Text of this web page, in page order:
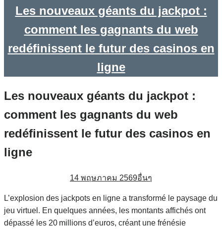
Les nouveaux géants du jackpot :
comment les gagnants du web
redéfinissent le futur des casinos en
ligne
Les nouveaux géants du jackpot :
comment les gagnants du web
redéfinissent le futur des casinos en
ligne
14 พฤษภาคม 2569อื่นๆ
L’explosion des jackpots en ligne a transformé le paysage du
jeu virtuel. En quelques années, les montants affichés ont
dépassé les 20 millions d’euros, créant une frénésie